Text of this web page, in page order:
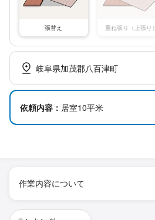
張替え 重ね張り（上張り）
岐阜県加茂郡八百津町
依頼内容： 居室10平米
作業内容について